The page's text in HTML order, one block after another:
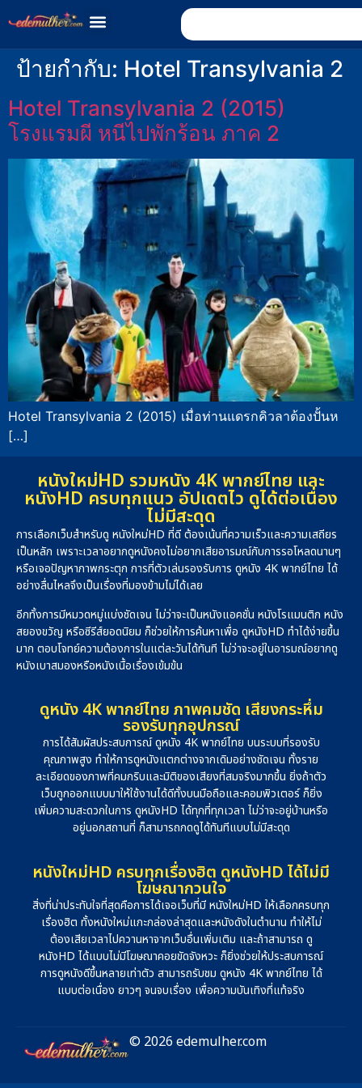
ป้ายกำกับ: Hotel Transylvania 2
Hotel Transylvania 2 (2015)
โรงแรมผี หนีไปพักร้อน ภาค 2
Hotel Transylvania 2 (2015) เมื่อท่านแดรกคิวลาต้องปั้นห
[…]
หนังใหม่HD รวมหนัง 4K พากย์ไทย และ
หนังHD ครบทุกแนว อัปเดตไว ดูได้ต่อเนื่อง
ไม่มีสะดุด
การเลือกเว็บสำหรับดู หนังใหม่HD ที่ดี ต้องเน้นที่ความเร็วและความเสถียร
เป็นหลัก เพราะเวลาอยากดูหนังคงไม่อยากเสียอารมณ์กับการรอโหลดนานๆ
หรือเจอปัญหาภาพกระตุก การที่ตัวเล่นรองรับการ ดูหนัง 4K พากย์ไทย ได้
อย่างลื่นไหลจึงเป็นเรื่องที่มองข้ามไม่ได้เลย
อีกทั้งการมีหมวดหมู่แบ่งชัดเจน ไม่ว่าจะเป็นหนังแอคชั่น หนังโรแมนติก หนัง
สยองขวัญ หรือซีรีส์ยอดนิยม ก็ช่วยให้การค้นหาเพื่อ ดูหนังHD ทำได้ง่ายขึ้น
มาก ตอบโจทย์ความต้องการในแต่ละวันได้ทันที ไม่ว่าจะอยู่ในอารมณ์อยากดู
หนังเบาสมองหรือหนังเนื้อเรื่องเข้มข้น
ดูหนัง 4K พากย์ไทย ภาพคมชัด เสียงกระหึ่ม
รองรับทุกอุปกรณ์
การได้สัมผัสประสบการณ์ ดูหนัง 4K พากย์ไทย บนระบบที่รองรับ
คุณภาพสูง ทำให้การดูหนังแตกต่างจากเดิมอย่างชัดเจน ทั้งราย
ละเอียดของภาพที่คมกริบและมิติของเสียงที่สมจริงมากขึ้น ยิ่งถ้าตัว
เว็บถูกออกแบบมาให้ใช้งานได้ดีทั้งบนมือถือและคอมพิวเตอร์ ก็ยิ่ง
เพิ่มความสะดวกในการ ดูหนังHD ได้ทุกที่ทุกเวลา ไม่ว่าจะอยู่บ้านหรือ
อยู่นอกสถานที่ ก็สามารถกดดูได้ทันทีแบบไม่มีสะดุด
หนังใหม่HD ครบทุกเรื่องฮิต ดูหนังHD ได้ไม่มี
โฆษณากวนใจ
สิ่งที่น่าประทับใจที่สุดคือการได้เจอเว็บที่มี หนังใหม่HD ให้เลือกครบทุก
เรื่องฮิต ทั้งหนังใหม่แกะกล่องล่าสุดและหนังดังในตำนาน ทำให้ไม่
ต้องเสียเวลาไปควานหาจากเว็บอื่นเพิ่มเติม และถ้าสามารถ ดู
หนังHD ได้แบบไม่มีโฆษณาคอยขัดจังหวะ ก็ยิ่งช่วยให้ประสบการณ์
การดูหนังดีขึ้นหลายเท่าตัว สามารถรับชม ดูหนัง 4K พากย์ไทย ได้
แบบต่อเนื่อง ยาวๆ จนจบเรื่อง เพื่อความบันเทิงที่แท้จริง
© 2026 edemulher.com